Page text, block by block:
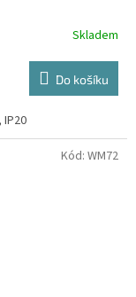
Skladem
Do košíku
IP20
Kód: WM72